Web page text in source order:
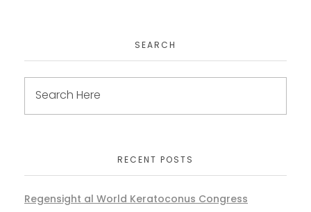
SEARCH
RECENT POSTS
Regensight al World Keratoconus Congress